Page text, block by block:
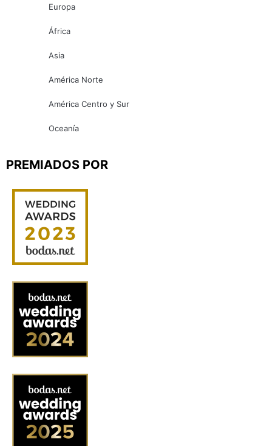
Europa
África
Asia
América Norte
América Centro y Sur
Oceanía
PREMIADOS POR